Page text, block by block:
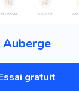
Auberge
gratuit